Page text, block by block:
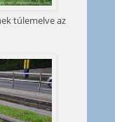
túlemelve az